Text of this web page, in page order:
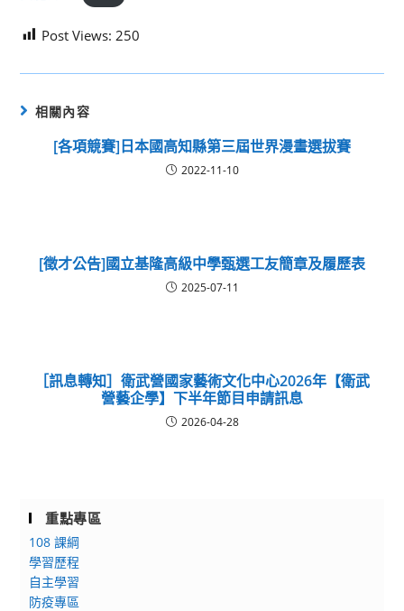
Post Views: 250
相關內容
[各項競賽]日本國高知縣第三屆世界漫畫選拔賽
2022-11-10
[徵才公告]國立基隆高級中學甄選工友簡章及履歷表
2025-07-11
［訊息轉知］衛武營國家藝術文化中心2026年【衛武
營藝企學】下半年節目申請訊息
2026-04-28
重點專區
108 課綱
學習歷程
自主學習
防疫專區